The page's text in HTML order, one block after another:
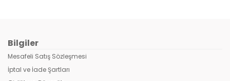
Bilgiler
Mesafeli Satış Sözleşmesi
İptal ve İade Şartları